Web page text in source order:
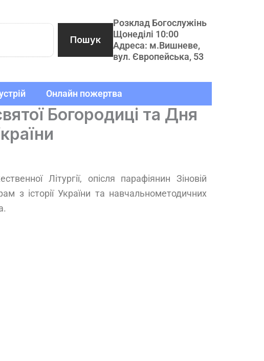
Пошук
Розклад Богослужінь
Щонеділі 10:00
Адреса: м.Вишневе,
вул. Європейська, 53
Онлайн пожертва
Богородиці та Дня
Літургії, опісля парафіянин Зіновій
з історії України та навчально­методичних